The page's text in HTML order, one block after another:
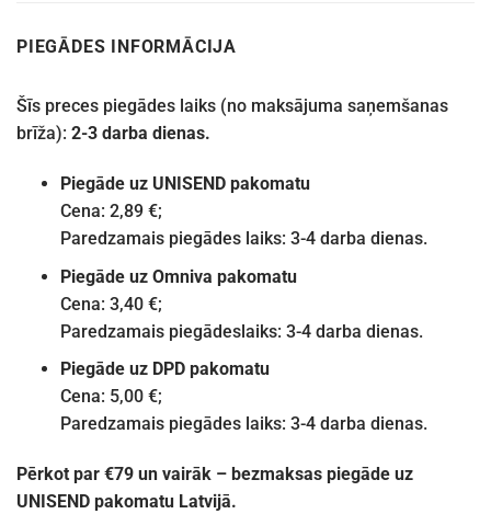
PIEGĀDES INFORMĀCIJA
Šīs preces piegādes laiks (no maksājuma saņemšanas
brīža): 2-3 darba dienas.
Piegāde uz UNISEND pakomatu
Cena: 2,89 €;
Paredzamais piegādes laiks: 3-4 darba dienas.
Piegāde uz Omniva pakomatu
Cena: 3,40 €;
Paredzamais piegādeslaiks: 3-4 darba dienas.
Piegāde uz DPD pakomatu
Cena: 5,00 €;
Paredzamais piegādes laiks: 3-4 darba dienas.
Pērkot par €79 un vairāk – bezmaksas piegāde uz
UNISEND pakomatu Latvijā.